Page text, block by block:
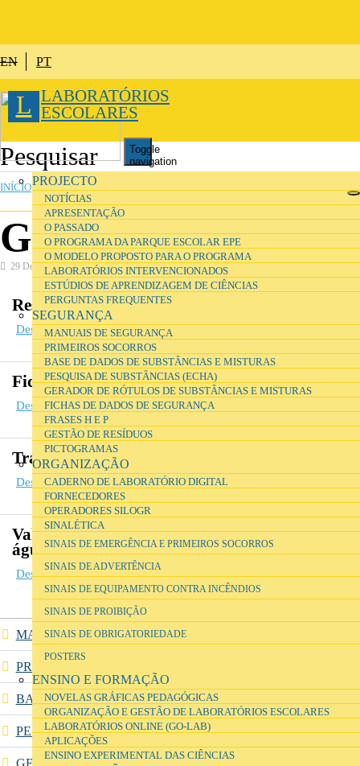
EN PT
L LABORATÓRIOS
ESCOLARES
Toggle
navigation
PROJECTO
NOTÍCIAS
APRESENTAÇÃO
O PASSADO
O PROGRAMA DA PARQUE ESCOLAR EPE
O MODELO PROPOSTO PARA O PROGRAMA
LABORATÓRIOS INTERVENCIONADOS
ESTÚDIOS DE APRENDIZAGEM DE CIÊNCIAS
PERGUNTAS FREQUENTES
SEGURANÇA
MANUAIS DE SEGURANÇA
PRIMEIROS SOCORROS
BASE DE DADOS DE SUBSTÂNCIAS E MISTURAS
PESQUISA DE SUBSTÂNCIAS (ECHA)
GERADOR DE RÓTULOS DE SUBSTÂNCIAS E MISTURAS
FICHAS DE DADOS DE SEGURANÇA
FRASES H E P
GESTÃO DE RESÍDUOS
PICTOGRAMAS
ORGANIZAÇÃO
CADERNO DE LABORATÓRIO DIGITAL
FORNECEDORES
OPERADORES SILOGR
SINALÉTICA
SINAIS DE EMERGÊNCIA E PRIMEIROS SOCORROS
SINAIS DE ADVERTÊNCIA
SINAIS DE EQUIPAMENTO CONTRA INCÊNDIOS
SINAIS DE PROIBIÇÃO
SINAIS DE OBRIGATORIEDADE
POSTERS
ENSINO E FORMAÇÃO
NOVELAS GRÁFICAS PEDAGÓGICAS
ORGANIZAÇÃO E GESTÃO DE LABORATÓRIOS ESCOLARES
LABORATÓRIOS ONLINE (GO-LAB)
APLICAÇÕES
ENSINO EXPERIMENTAL DAS CIÊNCIAS
ESTÁ AQUI
INÍCIO»SEGURANÇA
Gestão de resíduos
29 Dezembro 2016
Resíduos, tratamento e destino final
Descarregar ficheiro (136.53 KB)
Fichas de operações de tratamento
Descarregar ficheiro (301.95 KB)
Tratamento a algumas substâncias
Descarregar ficheiro (203.01 KB)
Valores limite de emissão na descarga de
águas residuais
Descarregar ficheiro
MANUAIS DE SEGURANÇA
PRIMEIROS SOCORROS
BASE DE DADOS DE SUBSTÂNCIAS E MISTURAS
PESQUISA DE SUBSTÂNCIAS (ECHA)
GERADOR DE RÓTULOS DE SUBSTÂNCIAS E MISTURAS